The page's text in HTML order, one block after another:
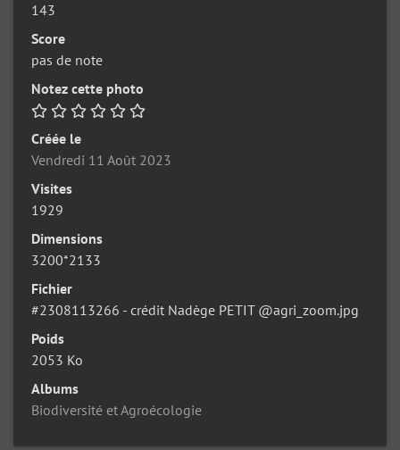
143
Score
pas de note
Notez cette photo
Créée le
Vendredi 11 Août 2023
Visites
1929
Dimensions
3200*2133
Fichier
#2308113266 - crédit Nadège PETIT @agri_zoom.jpg
Poids
2053 Ko
Albums
Biodiversité et Agroécologie